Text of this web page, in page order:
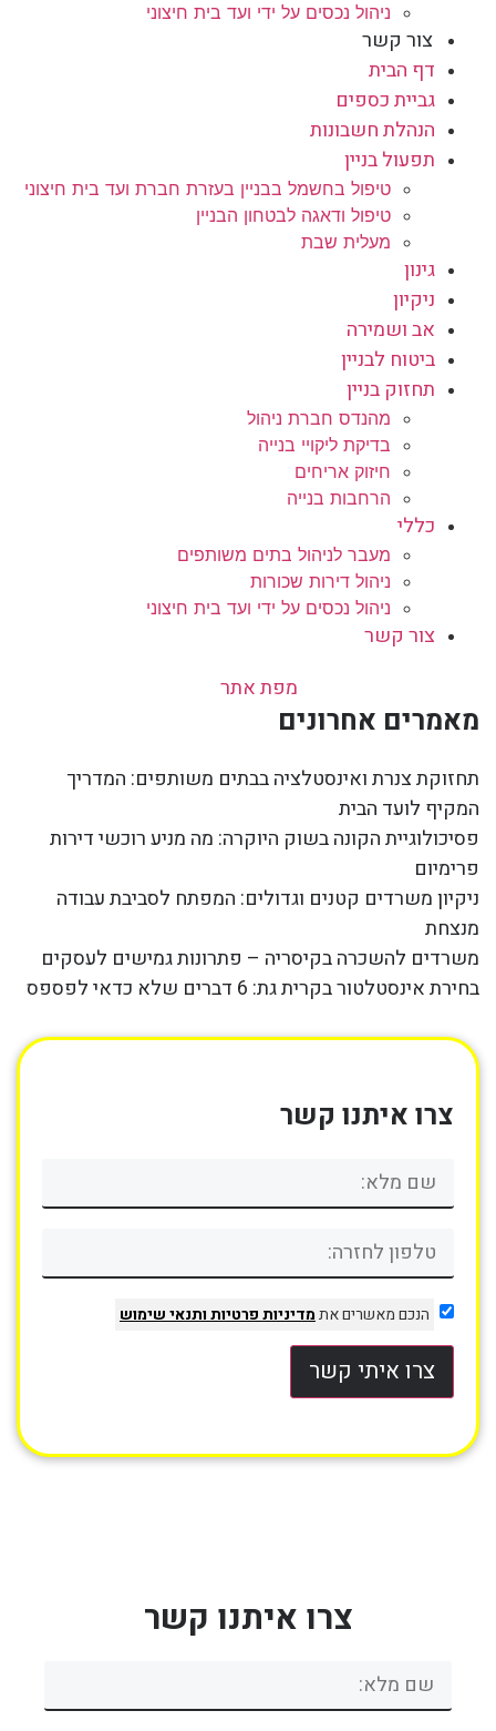
ניהול נכסים על ידי ועד בית חיצוני
צור קשר
דף הבית
גביית כספים
הנהלת חשבונות
תפעול בניין
טיפול בחשמל בבניין בעזרת חברת ועד בית חיצוני
טיפול ודאגה לבטחון הבניין
מעלית שבת
גינון
ניקיון
אב ושמירה
ביטוח לבניין
תחזוק בניין
מהנדס חברת ניהול
בדיקת ליקויי בנייה
חיזוק אריחים
הרחבות בנייה
כללי
מעבר לניהול בתים משותפים
ניהול דירות שכורות
ניהול נכסים על ידי ועד בית חיצוני
צור קשר
מפת אתר
מאמרים אחרונים
תחזוקת צנרת ואינסטלציה בבתים משותפים: המדריך
המקיף לועד הבית
פסיכולוגיית הקונה בשוק היוקרה: מה מניע רוכשי דירות
פרימיום
ניקיון משרדים קטנים וגדולים: המפתח לסביבת עבודה
מנצחת
משרדים להשכרה בקיסריה – פתרונות גמישים לעסקים
בחירת אינסטלטור בקרית גת: 6 דברים שלא כדאי לפספס
צרו איתנו קשר
הנכם מאשרים אתמדיניות פרטיותותנאי שימוש
צרו איתי קשר
צרו איתנו קשר